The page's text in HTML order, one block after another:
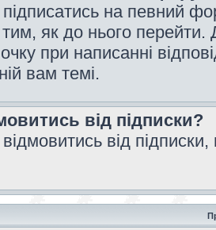
на певний
як до нього перейти.
при написанні
вам темі.
від підписки?
від